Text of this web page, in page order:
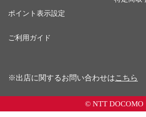
ポイント表示設定
ご利用ガイド
※出店に関するお問い合わせはこちら
© NTT DOCOMO